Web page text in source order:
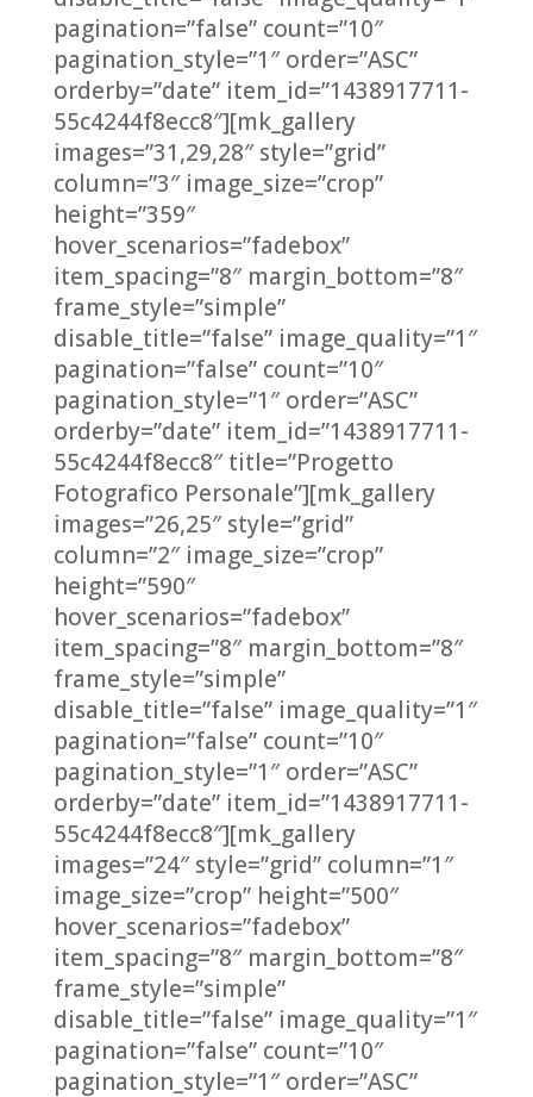
pagination=”false” count=”10″
pagination_style=”1″ order=”ASC”
orderby=”date” item_id=”1438917711-
55c4244f8ecc8″][mk_gallery
images=”31,29,28″ style=”grid”
column=”3″ image_size=”crop”
height=”359″
hover_scenarios=”fadebox”
item_spacing=”8″ margin_bottom=”8″
frame_style=”simple”
disable_title=”false” image_quality=”1″
pagination=”false” count=”10″
pagination_style=”1″ order=”ASC”
orderby=”date” item_id=”1438917711-
55c4244f8ecc8″ title=”Progetto
Fotografico Personale”][mk_gallery
images=”26,25″ style=”grid”
column=”2″ image_size=”crop”
height=”590″
hover_scenarios=”fadebox”
item_spacing=”8″ margin_bottom=”8″
frame_style=”simple”
disable_title=”false” image_quality=”1″
pagination=”false” count=”10″
pagination_style=”1″ order=”ASC”
orderby=”date” item_id=”1438917711-
55c4244f8ecc8″][mk_gallery
images=”24″ style=”grid” column=”1″
image_size=”crop” height=”500″
hover_scenarios=”fadebox”
item_spacing=”8″ margin_bottom=”8″
frame_style=”simple”
disable_title=”false” image_quality=”1″
pagination=”false” count=”10″
pagination_style=”1″ order=”ASC”